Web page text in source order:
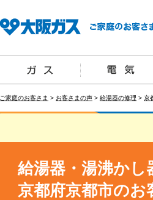
ご家庭のお客さま > お客さまの声 > 給湯器の修理 > 京
給湯器・湯沸かし
京都府京都市のお